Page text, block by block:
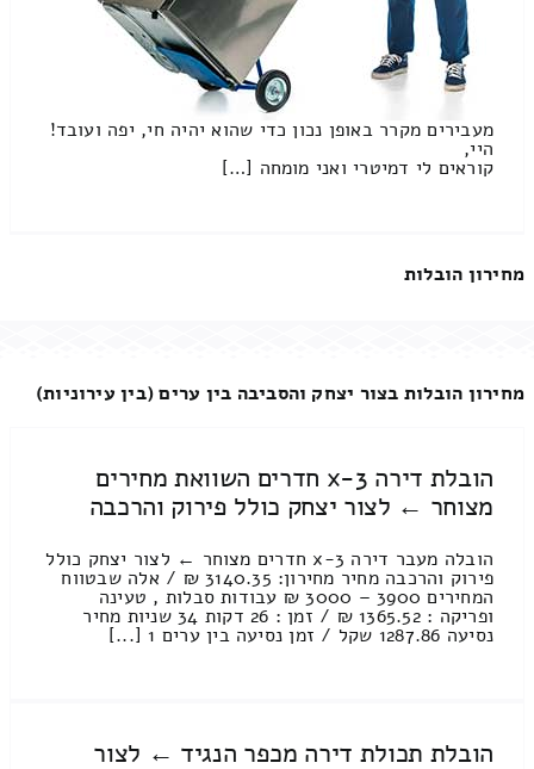
מעבירים מקרר באופן נכון כדי שהוא יהיה חי, יפה ועובד!
היי,
קוראים לי דמיטרי ואני מומחה […]
מחירון הובלות
מחירון הובלות בצור יצחק והסביבה בין ערים (בין עירוניות)
הובלת דירה 3-x חדרים השוואת מחירים
מצוחר ← לצור יצחק כולל פירוק והרכבה
הובלה מעבר דירה 3-x חדרים מצוחר ← לצור יצחק כולל
פירוק והרכבה מחיר מחירון: 3140.35 ₪ / אלה שבטווח
המחירים 3900 – 3000 ₪ עבודות סבלות , טעינה
ופריקה : 1365.52 ₪ / זמן : 26 דקות 34 שניות מחיר
נסיעה 1287.86 שקל / זמן נסיעה בין ערים 1 [...]
הובלת תכולת דירה מכפר הנגיד ← לצור